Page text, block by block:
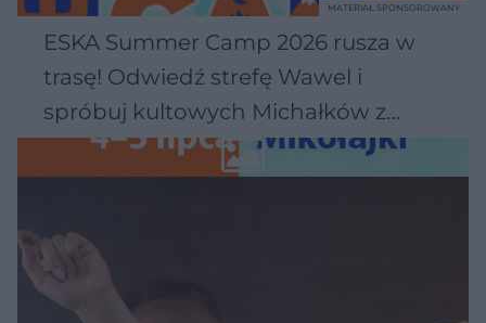
ESKA Summer Camp 2026 rusza w
trasę! Odwiedź strefę Wawel i
spróbuj kultowych Michałków z
Wawelu
MATERIAŁ SPONSOROWANY